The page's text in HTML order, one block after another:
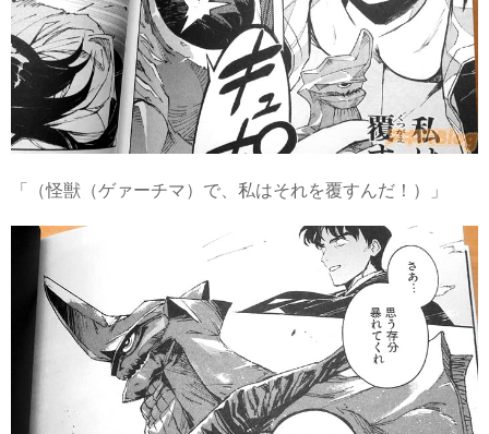
「（怪獣（ゲァーチマ）で、私はそれを覆すんだ！）」